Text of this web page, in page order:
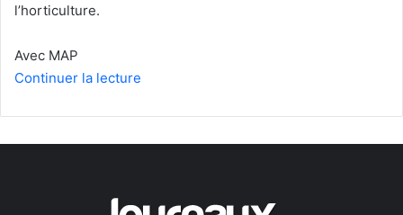
l’horticulture.
Avec MAP
Continuer la lecture